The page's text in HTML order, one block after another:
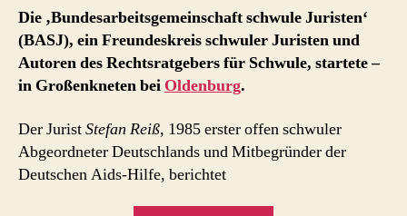
–
Anfänge
der
’schwulen
Großenkneten
Die ‚Bundesarbeitsgemeinschaft schwule Juristen‘
(BASJ), ein Freundeskreis schwuler Juristen und
Autoren des Rechtsratgebers für Schwule, startete –
in Großenkneten bei Oldenburg.
Der JuristStefan Reiß, 1985 erster offen schwuler
Abgeordneter Deutschlands und Mitbegründer der
Deutschen Aids-Hilfe, berichtet